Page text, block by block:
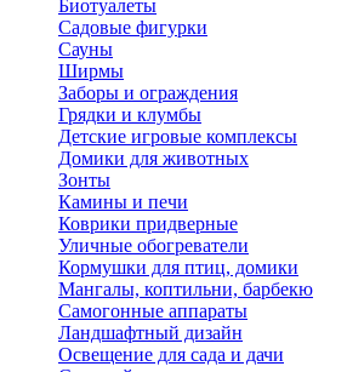
Биотуалеты
Садовые фигурки
Сауны
Ширмы
Заборы и ограждения
Грядки и клумбы
Детские игровые комплексы
Домики для животных
Зонты
Камины и печи
Коврики придверные
Уличные обогреватели
Кормушки для птиц, домики
Мангалы, коптильни, барбекю
Самогонные аппараты
Ландшафтный дизайн
Освещение для сада и дачи